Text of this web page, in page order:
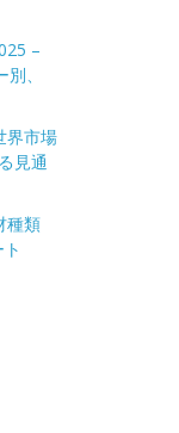
–
、
界市場
見通
種類